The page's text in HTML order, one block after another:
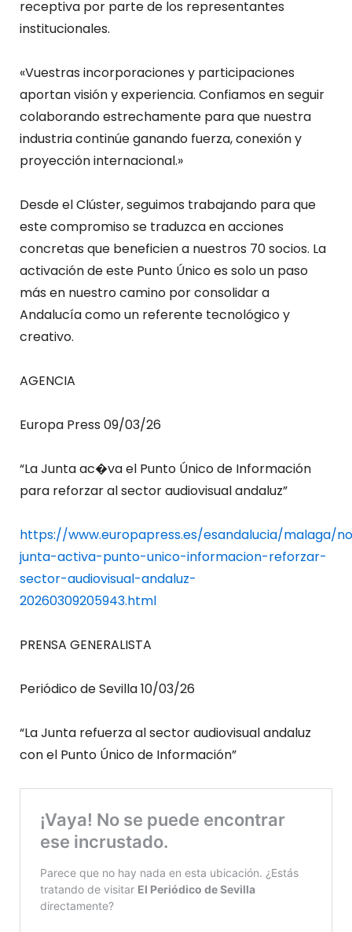
receptiva por parte de los representantes
institucionales.
«Vuestras incorporaciones y participaciones
aportan visión y experiencia. Confiamos en seguir
colaborando estrechamente para que nuestra
industria continúe ganando fuerza, conexión y
proyección internacional.»
Desde el Clúster, seguimos trabajando para que
este compromiso se traduzca en acciones
concretas que beneficien a nuestros 70 socios. La
activación de este Punto Único es solo un paso
más en nuestro camino por consolidar a
Andalucía como un referente tecnológico y
creativo.
AGENCIA
Europa Press 09/03/26
“La Junta ac�va el Punto Único de Información
para reforzar al sector audiovisual andaluz”
https://www.europapress.es/esandalucia/malaga/
junta-activa-punto-unico-informacion-reforzar-
sector-audiovisual-andaluz-
20260309205943.html
PRENSA GENERALISTA
Periódico de Sevilla 10/03/26
“La Junta refuerza al sector audiovisual andaluz
con el Punto Único de Información”